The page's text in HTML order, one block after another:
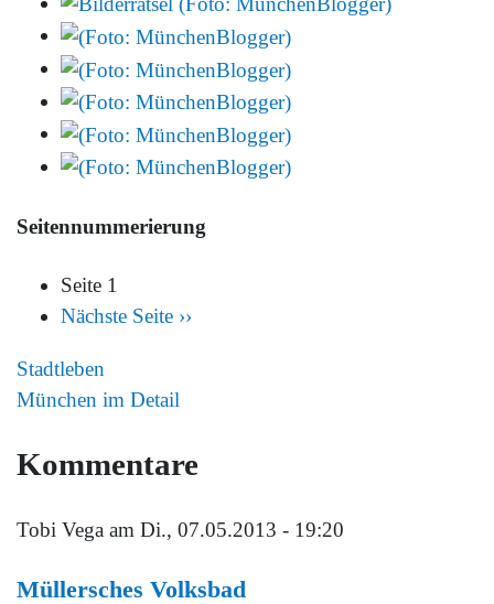
Seitennummerierung
Seite 1
Nächste Seite ››
Stadtleben
München im Detail
Kommentare
Tobi Vega am Di., 07.05.2013 - 19:20
Müllersches Volksbad